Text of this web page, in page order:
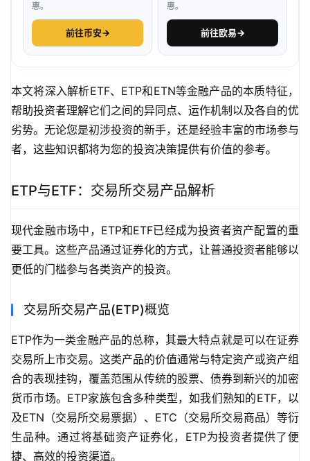
惠。
前往币安→
惠。
前往欧易→
本文将深入解析ETF、ETP和ETN等金融产品的本质特征，
帮助投资者理解它们之间的异同点、运作机制以及各自的优
劣势。无论您是初涉投资的新手，还是经验丰富的市场参与
者，这些知识都将为您的投资决策提供有价值的参考。
ETP与ETF：交易所交易产品解析
现代金融市场中，ETP和ETF已经成为投资者资产配置的重
要工具。这些产品通过证券化的方式，让普通投资者能够以
更低的门槛参与各类资产的投资。
交易所交易产品(ETP)概览
ETP作为一类金融产品的总称，其最大特点就是可以在证券
交易所上市交易。这类产品的价值通常与特定资产或资产组
合的表现挂钩，覆盖范围从传统的股票、债券到新兴的加密
货币市场。ETP家族包含多种类型，如我们熟知的ETF，以
及ETN（交易所交易票据）、ETC（交易所交易商品）等衍
生品种。通过将基础资产证券化，ETP为投资者提供了便
捷、高效的投资渠道。